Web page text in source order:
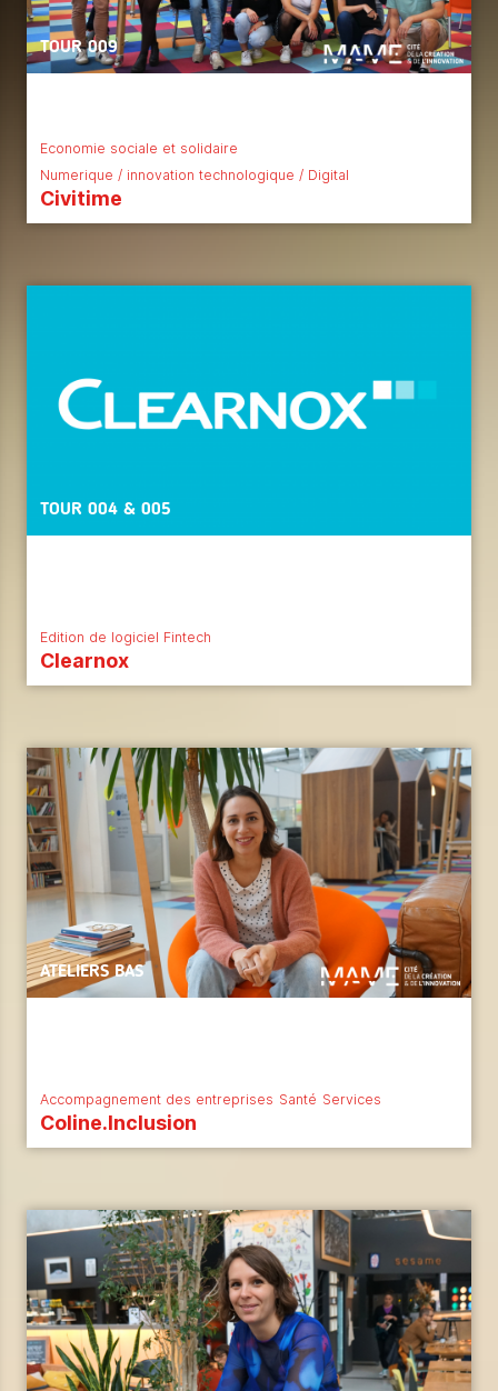
TOUR 009
Economie sociale et solidaire
Numerique / innovation technologique / Digital
Civitime
TOUR 004 & 005
Edition de logiciel Fintech
Clearnox
ATELIERS BAS
Accompagnement des entreprises Santé Services
Coline.Inclusion